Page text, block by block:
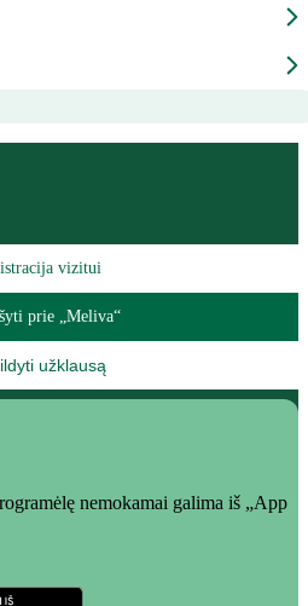
vizitui
prie „Meliva“
užklausą
nemokamai galima iš „App